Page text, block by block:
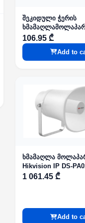
შეკიდული ჭერის
multiple terminals
EN54 DSP3154EN
106.95 ₾
Add to
ხმამაღლა
Hikvision IP DS-
1 061.45 ₾
Add to